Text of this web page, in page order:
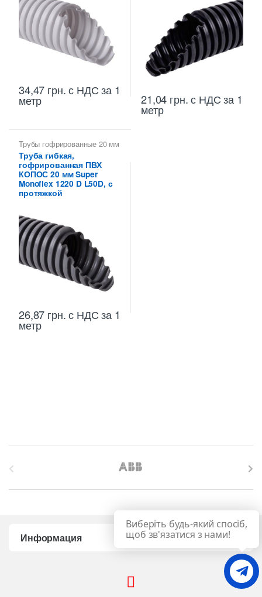
34,47 грн.с НДС за 1
метр 21,04 грн.с НДС за 1
метр
Трубы гофрированные 20 мм
Труба гибкая,
гофрированная ПВХ
КОПОС 20 мм Super
Monoflex 1220 D L50D, с
протяжкой
26,87 грн.с НДС за 1
метр
Информация
Виберіть будь-який спосіб,
щоб зв'язатися з нами!